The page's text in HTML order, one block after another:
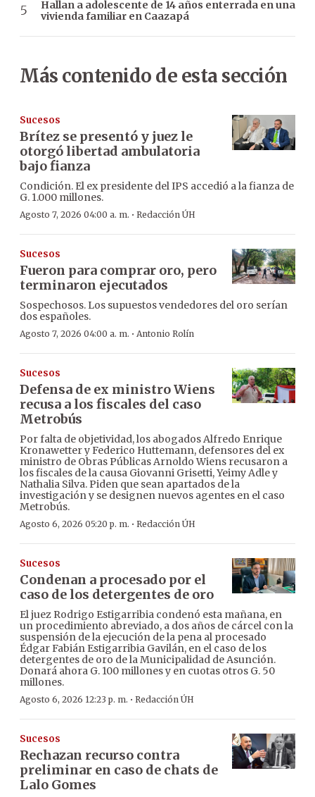
Hallan a adolescente de 14 años enterrada en una
vivienda familiar en Caazapá
Más contenido de esta sección
Sucesos
Brítez se presentó y juez le
otorgó libertad ambulatoria
bajo fianza
Condición. El ex presidente del IPS accedió a la fianza de
G. 1.000 millones.
Agosto 7, 2026 04:00 a. m. · Redacción ÚH
Sucesos
Fueron para comprar oro, pero
terminaron ejecutados
Sospechosos. Los supuestos vendedores del oro serían
dos españoles.
Agosto 7, 2026 04:00 a. m. · Antonio Rolín
Sucesos
Defensa de ex ministro Wiens
recusa a los fiscales del caso
Metrobús
Por falta de objetividad, los abogados Alfredo Enrique
Kronawetter y Federico Huttemann, defensores del ex
ministro de Obras Públicas Arnoldo Wiens recusaron a
los fiscales de la causa Giovanni Grisetti, Yeimy Adle y
Nathalia Silva. Piden que sean apartados de la
investigación y se designen nuevos agentes en el caso
Metrobús.
Agosto 6, 2026 05:20 p. m. · Redacción ÚH
Sucesos
Condenan a procesado por el
caso de los detergentes de oro
El juez Rodrigo Estigarribia condenó esta mañana, en
un procedimiento abreviado, a dos años de cárcel con la
suspensión de la ejecución de la pena al procesado
Édgar Fabián Estigarribia Gavilán, en el caso de los
detergentes de oro de la Municipalidad de Asunción.
Donará ahora G. 100 millones y en cuotas otros G. 50
millones.
Agosto 6, 2026 12:23 p. m. · Redacción ÚH
Sucesos
Rechazan recurso contra
preliminar en caso de chats de
Lalo Gomes